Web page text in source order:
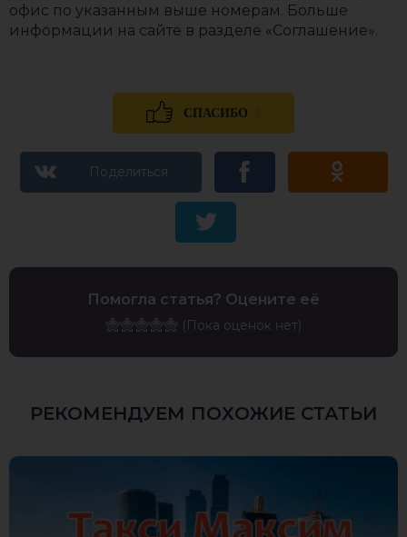
офис по указанным выше номерам. Больше
информации на сайте в разделе «Соглашение».
СПАСИБО
Помогла статья? Оцените её
(Пока оценок нет)
РЕКОМЕНДУЕМ ПОХОЖИЕ СТАТЬИ